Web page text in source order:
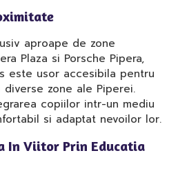
aproape de zone
Plaza si Porsche Pipera,
este usor accesibila pentru
zone ale Piperei.
copiilor intr-un mediu
si adaptat nevoilor lor.
In Viitor Prin Educatia